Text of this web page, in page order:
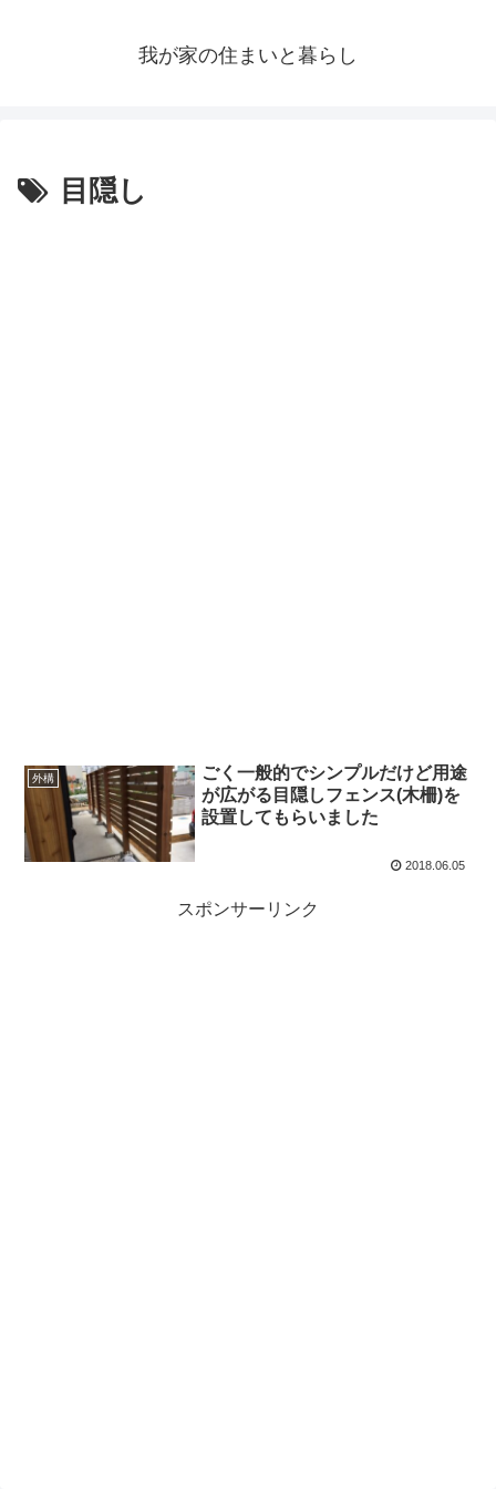
我が家の住まいと暮らし
目隠し
外構
ごく一般的でシンプルだけど用途
が広がる目隠しフェンス(木柵)を
設置してもらいました
2018.06.05
スポンサーリンク